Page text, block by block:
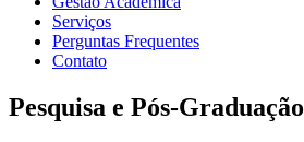
Serviços
Perguntas Frequentes
Contato
Pesquisa e Pós-Graduação